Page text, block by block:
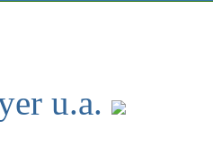
u.a.